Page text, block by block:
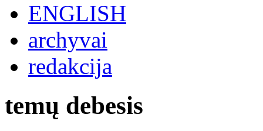
ENGLISH
archyvai
redakcija
temų debesis